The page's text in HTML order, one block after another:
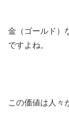
金（ゴールド）
ですよね。
この価値は人々